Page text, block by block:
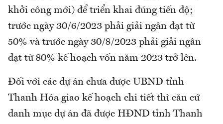
khởi công mới) để triển khai đúng tiến độ;
trước ngày 30/6/2023 phải giải ngân đạt từ
50% và trước ngày 30/8/2023 phải giải ngân
đạt từ 80% kế hoạch vốn năm 2023 trở lên.
Đối với các dự án chưa được UBND tỉnh
Thanh Hóa giao kế hoạch chi tiết thì căn cứ
danh mục dự án đã được HĐND tỉnh Thanh